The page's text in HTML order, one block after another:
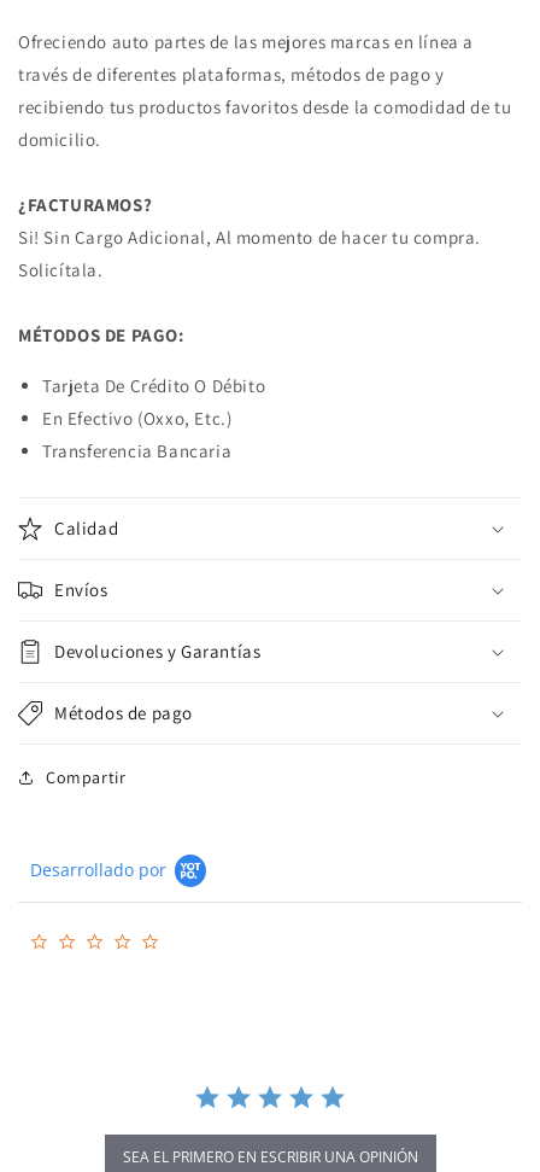
Ofreciendo auto partes de las mejores marcas en línea a
través de diferentes plataformas, métodos de pago y
recibiendo tus productos favoritos desde la comodidad de tu
domicilio.
¿FACTURAMOS?
Si! Sin Cargo Adicional, Al momento de hacer tu compra.
Solicítala.
MÉTODOS DE PAGO:
Tarjeta De Crédito O Débito
En Efectivo (Oxxo, Etc.)
Transferencia Bancaria
Calidad
Envíos
Devoluciones y Garantías
Métodos de pago
Compartir
Desarrollado por
SEA EL PRIMERO EN ESCRIBIR UNA OPINIÓN